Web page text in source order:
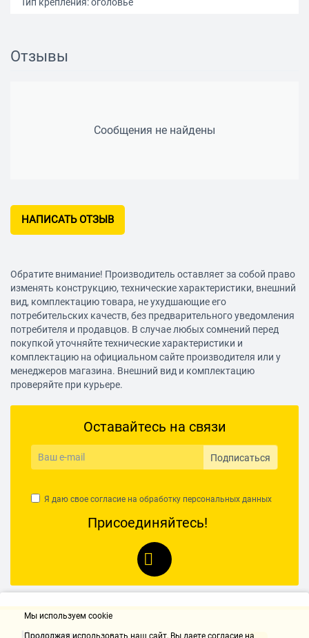
Тип крепления: оголовье
Форма разъема: прямая
Дополнительная информация: регулятор громкости на
Отзывы
Сообщения не найдены
НАПИСАТЬ ОТЗЫВ
Обратите внимание! Производитель оставляет за собой право
изменять конструкцию, технические характеристики, внешний
вид, комплектацию товара, не ухудшающие его
потребительских качеств, без предварительного уведомления
потребителя и продавцов. В случае любых сомнений перед
покупкой уточняйте технические характеристики и
комплектацию на официальном сайте производителя или у
менеджеров магазина. Внешний вид и комплектацию
проверяйте при курьере.
Оставайтесь на связи
Подписаться
Я даю свое согласие на обработку персональных данных
Присоединяйтесь!
Мы используем cookie
Продолжая использовать наш cайт, Вы даете согласие на